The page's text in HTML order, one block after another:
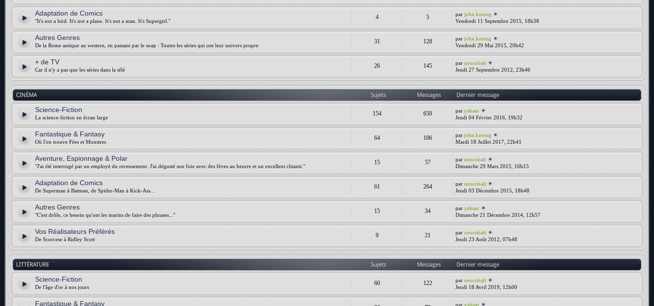
Adaptation de Comics
"It's not a bird. It's not a plane. It's not a man. It's Supergirl."
4 5 parjohn.koenig
Vendredi 11 Septembre 2015, 18h38
Autres Genres
De la Rome antique au western, en passant par le soap : Toutes les séries qui ont leur univers propre
31 128 parjohn.koenig
Vendredi 29 Mai 2015, 20h42
+ de TV
Car il n'y a pas que les séries dans la télé
26 145 parneocobalt
Jeudi 27 Septembre 2012, 23h46
CINÉMA Sujets Messages Dernier message
Science-Fiction
La science-fiction en écran large
154 650 paryabaar
Jeudi 04 Février 2016, 19h32
Fantastique & Fantasy
Où l'on trouve Fées et Monstres
64 106 parjohn.koenig
Mardi 18 Juillet 2017, 22h41
Aventure, Espionnage & Polar
"J'ai été interrogé par un employé du recensement. J'ai dégusté son foie avec des fèves au beurre et un excellent chianti."
15 57 parneocobalt
Dimanche 29 Mars 2015, 16h15
Adaptation de Comics
De Superman à Batman, de Spider-Man à Kick-Ass...
61 264 parneocobalt
Jeudi 03 Décembre 2015, 18h48
Autres Genres
"C'est drôle, ce besoin qu'ont les marins de faire des phrases..."
15 34 paryabaar
Dimanche 21 Décembre 2014, 12h57
Vos Réalisateurs Préférés
De Scorcese à Ridley Scott
9 21 parneocobalt
Jeudi 23 Août 2012, 07h48
LITTÉRATURE Sujets Messages Dernier message
Science-Fiction
De l'âge d'or à nos jours
60 122 parneocobalt
Jeudi 18 Avril 2019, 12h00
Fantastique & Fantasy paryabaar